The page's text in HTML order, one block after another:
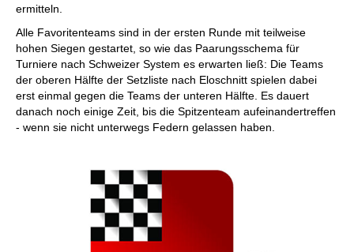
ermitteln.
Alle Favoritenteams sind in der ersten Runde mit teilweise
hohen Siegen gestartet, so wie das Paarungsschema für
Turniere nach Schweizer System es erwarten ließ: Die Teams
der oberen Hälfte der Setzliste nach Eloschnitt spielen dabei
erst einmal gegen die Teams der unteren Hälfte. Es dauert
danach noch einige Zeit, bis die Spitzenteam aufeinandertreffen
- wenn sie nicht unterwegs Federn gelassen haben.